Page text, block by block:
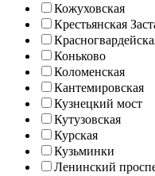
Кожуховская
Крестьянская
Коньково
Коломенская
Кантемировская
Кузнецкий мост
Кутузовская
Курская
Кузьминки
Ленинский